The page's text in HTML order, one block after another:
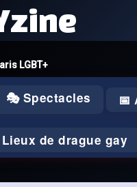
LGBT+
🎭 Spectacles 📅
Lieux de drague gay